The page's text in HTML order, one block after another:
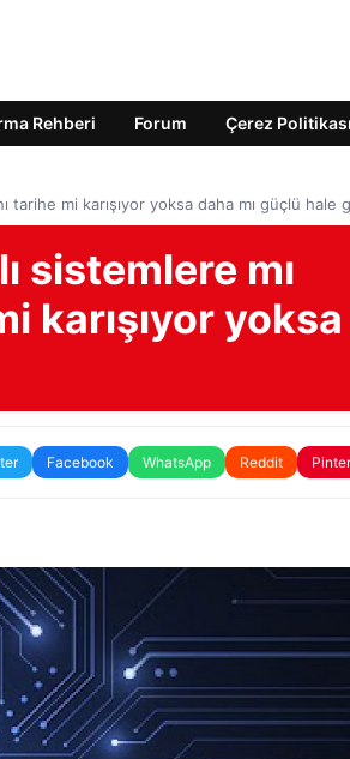
Rehberi Forum Çerez Politikası
tarihe mi karışıyor yoksa daha mı güçlü hale
sistemlere mı
karışıyor yoksa
Facebook WhatsApp Reddit